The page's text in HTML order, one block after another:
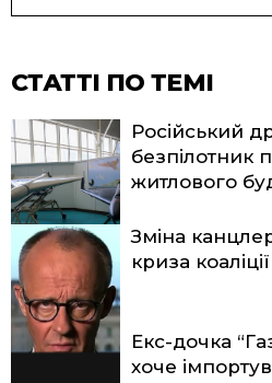
СТАТТІ ПО ТЕМІ
Російський
безпілотник
житлового
Зміна
криза коаліції
Екс-дочка
хоче